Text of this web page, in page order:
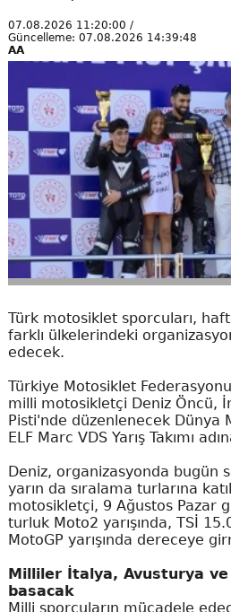
07.08.2026 11:20:00 /
Güncelleme: 07.08.2026 14:39:48
AA
Türk motosiklet sporcuları,
farklı ülkelerindeki
edecek.
Türkiye Motosiklet
milli motosikletçi Deniz Öncü,
Pisti'nde düzenlenecek Dünya
ELF Marc VDS Yarış Takımı
Deniz, organizasyonda bugün
yarın da sıralama turlarına
motosikletçi, 9 Ağustos Pazar
turluk Moto2 yarışında, TSİ
MotoGP yarışında dereceye
Milliler İtalya, Avusturya
basacak
Milli sporcuların mücadele